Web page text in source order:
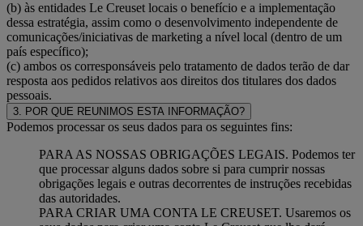
(b) às entidades Le Creuset locais o benefício e a implementação
dessa estratégia, assim como o desenvolvimento independente de
comunicações/iniciativas de marketing a nível local (dentro de um
país específico);
(c) ambos os corresponsáveis pelo tratamento de dados terão de dar
resposta aos pedidos relativos aos direitos dos titulares dos dados
pessoais.
3. POR QUE REUNIMOS ESTA INFORMAÇÃO?
Podemos processar os seus dados para os seguintes fins:
PARA AS NOSSAS OBRIGAÇÕES LEGAIS. Podemos ter
que processar alguns dados sobre si para cumprir nossas
obrigações legais e outras decorrentes de instruções recebidas
das autoridades.
PARA CRIAR UMA CONTA LE CREUSET. Usaremos os